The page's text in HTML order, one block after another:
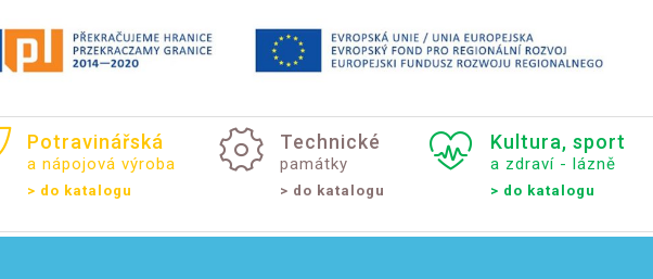
Potravinářská
a nápojová výroba
> do katalogu
Technické
památky
> do katalogu
Kultura, sport
a zdraví - lázně
> do katalogu